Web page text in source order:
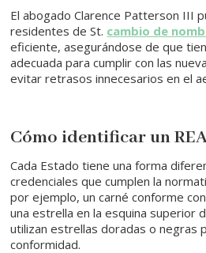
El abogado Clarence Patterson III
residentes de St. cambio de
eficiente, asegurándose de que
adecuada para cumplir con las
evitar retrasos innecesarios en el
Cómo identificar un
Cada Estado tiene una forma
credenciales que cumplen la
por ejemplo, un carné conforme
una estrella en la esquina superior
utilizan estrellas doradas o negras
conformidad.